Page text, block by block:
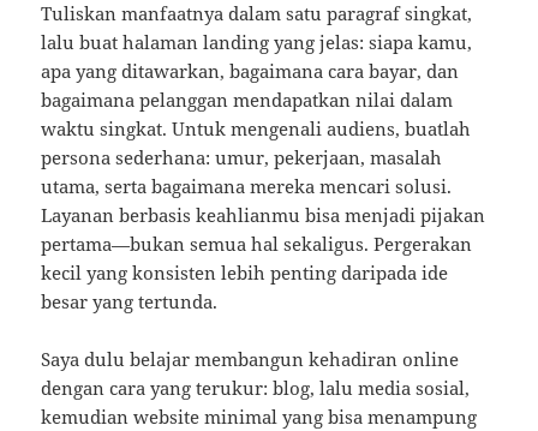
Tuliskan manfaatnya dalam satu paragraf singkat,
lalu buat halaman landing yang jelas: siapa kamu,
apa yang ditawarkan, bagaimana cara bayar, dan
bagaimana pelanggan mendapatkan nilai dalam
waktu singkat. Untuk mengenali audiens, buatlah
persona sederhana: umur, pekerjaan, masalah
utama, serta bagaimana mereka mencari solusi.
Layanan berbasis keahlianmu bisa menjadi pijakan
pertama—bukan semua hal sekaligus. Pergerakan
kecil yang konsisten lebih penting daripada ide
besar yang tertunda.
Saya dulu belajar membangun kehadiran online
dengan cara yang terukur: blog, lalu media sosial,
kemudian website minimal yang bisa menampung